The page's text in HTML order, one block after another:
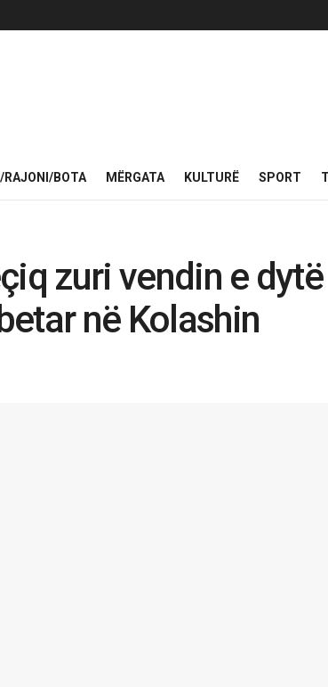
RAJONI/BOTA MËRGATA KULTURË SPORT
zuri vendin e dytë
në Kolashin